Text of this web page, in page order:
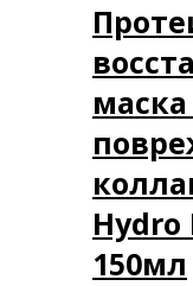
Hydro
150мл